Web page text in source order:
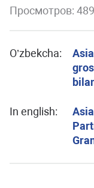
Просмотров: 489
O’zbekcha:
In english: